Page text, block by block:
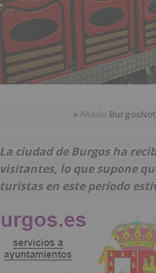
★Añade
La ciudad de Burgos ha
visitantes, lo que supone
turistas en este período